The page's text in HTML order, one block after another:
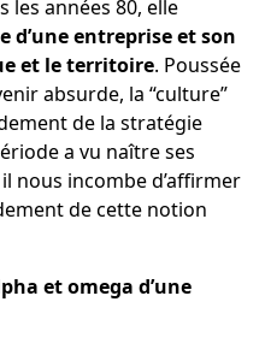
les années 80, elle
d’une entreprise et son
et le territoire. Poussée
absurde, la “culture”
de la stratégie
a vu naître ses
nous incombe d’affirmer
de cette notion
et omega d’une